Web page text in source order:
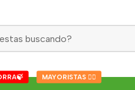
MAYORISTAS 👇🏻